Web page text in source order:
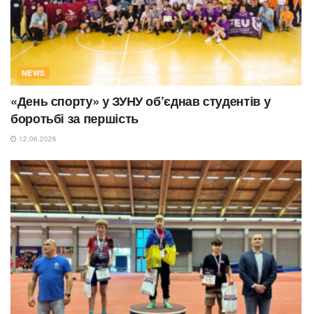
NEWS
«День спорту» у ЗУНУ об’єднав студентів у
боротьбі за першість
12.06.2026